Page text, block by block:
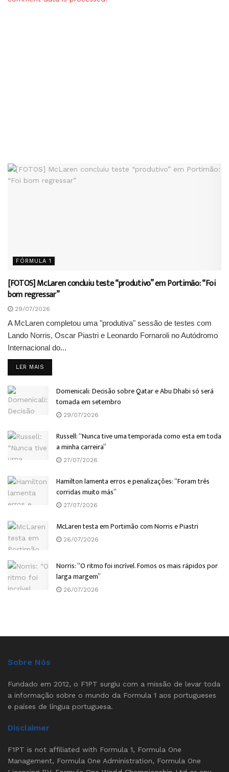
FÓRMULA 1
[FOTOS] McLaren concluiu teste “produtivo” em Portimão: “Foi
bom regressar”
29/07/2026
A McLaren completou uma "produtiva" sessão de testes com
Lando Norris, Oscar Piastri e Leonardo Fornaroli no Autódromo
Internacional do...
LER MAIS
Domenicali: Decisão sobre Qatar e Abu Dhabi só será
tomada em setembro
29/07/2026
Russell: “Nunca tive uma temporada como esta em toda
a minha carreira”
27/07/2026
Hamilton lamenta erros e penalizações: “Foram três
corridas muito más”
27/07/2026
McLaren testa em Portimão com Norris e Piastri
26/07/2026
Norris: “O ritmo foi incrível. Fomos os mais rápidos por
larga margem”
26/07/2026
Sobre Nós
Fundado em 2012, o F1PT surgiu com a missão de levar toda
a informação sobre o mundo da Formula 1 aos portugueses
e países de língua portuguesa.
Disclaimer
F1PT is not affiliated with Formula 1, Formula One
Management, Formula One Administration, Formula One